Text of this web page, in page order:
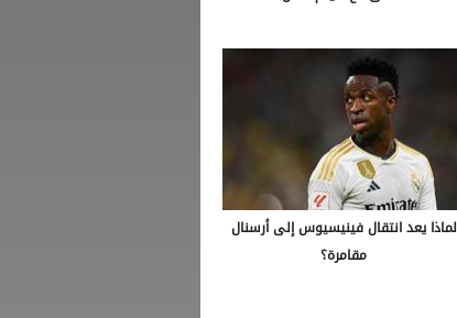
لماذا يعد انتقال فينيسيوس إلى أرسنال
مقامرة؟